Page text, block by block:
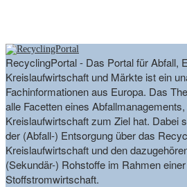
RecyclingPortal - Das Portal für Abfall,
Kreislaufwirtschaft und Märkte ist ein
Fachinformationen aus Europa. Das
alle Facetten eines
Kreislaufwirtschaft zum Ziel hat. Dabei
der (Abfall-) Entsorgung über das
Kreislaufwirtschaft und den
(Sekundär-) Rohstoffe im Rahmen
Stoffstromwirtschaft.